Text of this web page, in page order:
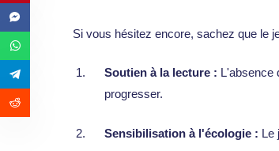
Si vous hésitez encore, sachez que le
Soutien à la lecture : L'absence
progresser.
Sensibilisation à l'écologie : Le